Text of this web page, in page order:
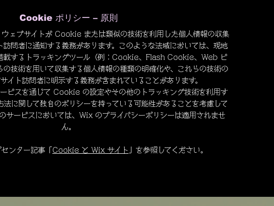
Cookie ポリシー – 原則
ウェブサイトが Cookie または類似の技術を利用した個人情報の収集
問者に通知する義務があります。このような法域においては、現地
載するトラッキングツール（例：Cookie、Flash Cookie、Web ビ
の技術を用いて収集する個人情報の種類の明確化や、これらの技術の
イト訪問者に明示する義務が含まれていることがあります。
ビスを通じて Cookie の設定やその他のトラッキング技術を利用す
法に関して独自のポリシーを持っている可能性があることを考慮して
サービスにおいては、Wix のプライバシーポリシーは適用されませ
ん。
ンター記事「 Cookie と Wix サイト 」を参照してください。